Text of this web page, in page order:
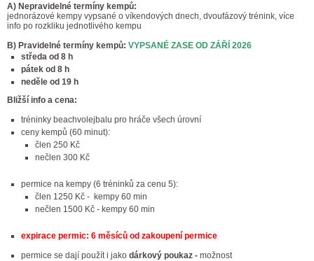
A) Nepravidelné termíny kempů:
jednorázové kempy vypsané o víkendových dnech, dvoufázový trénink, více
info po rozkliku jednotlivého kempu
B) Pravidelné termíny kempů: VYPSANÉ ZASE OD ZÁŘÍ 2026
středa od 8 h
pátek od 8 h
neděle od 19 h
Bližší info a cena:
tréninky beachvolejbalu pro hráče všech úrovní
ceny kempů (60 minut):
člen 250 Kč
nečlen 300 Kč
permice na kempy (6 tréninků za cenu 5):
člen 1250 Kč - kempy 60 min
nečlen 1500 Kč - kempy 60 min
expirace permic: 6 měsíců od zakoupení permice
permice se dají použít i jako dárkový poukaz - možnost